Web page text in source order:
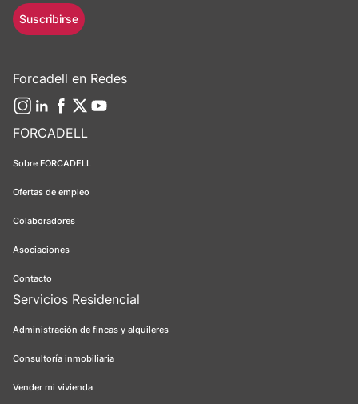
FORCADELL
Sobre FORCADELL
Ofertas de empleo
Colaboradores
Asociaciones
Contacto
Servicios Residencial
Administración de fincas y alquileres
Consultoría inmobiliaria
Vender mi vivienda
Suscribirse
Forcadell en Redes